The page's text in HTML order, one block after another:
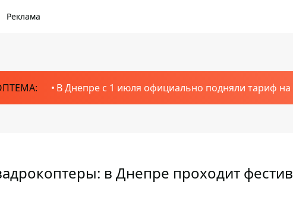
Реклама
В Днепре с 1 июля официально подняли тариф на
в Днепре проходит